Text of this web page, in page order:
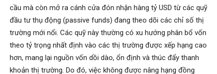
cầu mà còn mở ra cánh cửa đón nhận hàng tỷ USD từ các quỹ
đầu tư thụ động (passive funds) đang theo dõi các chỉ số thị
trường mới nổi. Các quỹ này thường có xu hướng phân bổ vốn
theo tỷ trọng nhất định vào các thị trường được xếp hạng cao
hơn, mang lại nguồn vốn dồi dào, ổn định và thúc đẩy thanh
khoản thị trường. Do đó, việc không được nâng hạng đồng